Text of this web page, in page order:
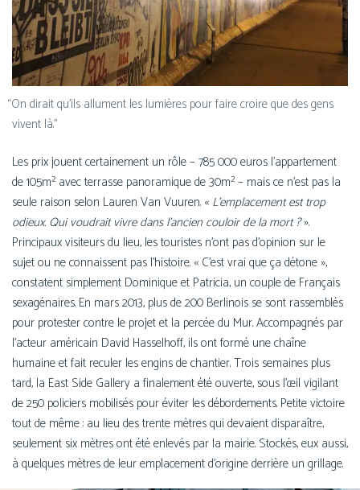
“On dirait qu’ils allument les lumières pour faire croire que des gens
vivent là.”
Les prix jouent cer­tai­ne­ment un rôle – 785 000 euros l’ap­par­te­ment
de 105m² avec ter­rasse pano­ra­mique de 30m² – mais ce n’est pas la
seule rai­son selon Lauren Van Vuuren. « L’emplacement est trop
odieux. Qui vou­drait vivre dans l’an­cien cou­loir de la mort ?».
Principaux visi­teurs du lieu, les tou­ristes n’ont pas d’o­pi­nion sur le
sujet ou ne connaissent pas l’his­toire. « C’est vrai que ça détone »,
constatent sim­ple­ment Dominique et Patricia, un couple de Français
sexa­gé­naires. En mars 2013, plus de 200 Berlinois se sont ras­sem­blés
pour pro­tes­ter contre le pro­jet et la per­cée du Mur. Accompagnés par
l’ac­teur amé­ri­cain David Hasselhoff, ils ont for­mé une chaîne
humaine et fait recu­ler les engins de chan­tier. Trois semaines plus
tard, la East Side Gallery a fina­le­ment été ouverte, sous l’œil vigi­lant
de 250 poli­ciers mobi­li­sés pour évi­ter les débor­de­ments. Petite vic­toire
tout de même : au lieu des trente mètres qui devaient dis­pa­raître,
seule­ment six mètres ont été enle­vés par la mai­rie. Stockés, eux aus­si,
à quelques mètres de leur empla­ce­ment d’o­ri­gine der­rière un grillage.